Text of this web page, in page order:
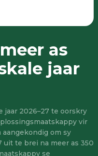
as
jaar
jaar 2026–27 te oorskry
vir
om sy
uit te brei na meer as 350
se